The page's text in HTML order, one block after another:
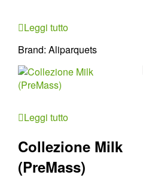
Leggi tutto
Brand: Aliparquets
Leggi tutto
Collezione Milk
(PreMass)